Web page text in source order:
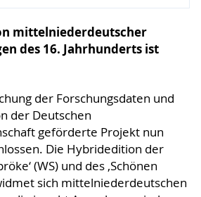
mittelniederdeutscher
des 16. Jahrhunderts ist
der Forschungsdaten und
der Deutschen
geförderte Projekt nun
Die Hybridedition der
(WS) und des ‚Schönen
sich mittelniederdeutschen